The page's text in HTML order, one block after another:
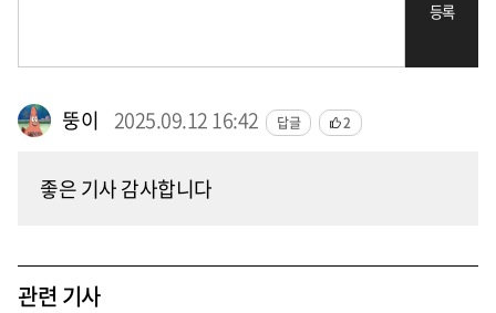
등록
뚱이 2025.09.12 16:42 답글 2
좋은 기사 감사합니다
관련 기사